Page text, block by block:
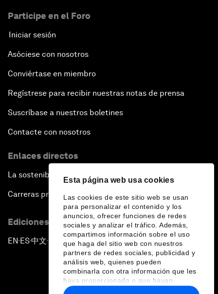
Esta página web usa cookies
Las cookies de este sitio web se usan
para personalizar el contenido y los
anuncios, ofrecer funciones de redes
sociales y analizar el tráfico. Además,
compartimos información sobre el uso
que haga del sitio web con nuestros
partners de redes sociales, publicidad y
análisis web, quienes pueden
combinarla con otra información que les
haya proporcionado o que hayan
recopilado a partir del uso que haya
Participe en el Foro
Iniciar sesión
Asóciese con nosotros
Conviértase en miembro
Regístrese para recibir nuestras notas de prensa
Suscríbase a nuestros boletines
Contacte con nosotros
Enlaces directos
La sostenibilidad en el Foro
Carreras profesionales
Ediciones en otros idiomas
EN ▪ES▪中文▪ 日本語